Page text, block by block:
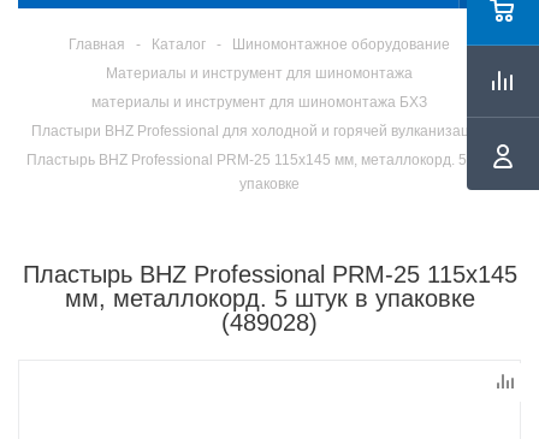
Главная - Каталог -
Шиномонтажное оборудование
Материалы и инструмент для шиномонтажа
материалы и инструмент для шиномонтажа БХЗ
Пластыри BHZ Professional для холодной и горячей вулканизации
Пластырь BHZ Professional PRM-25 115х145 мм, металлокорд. 5 штук в
упаковке
Пластырь BHZ Professional PRM-25 115х145
мм, металлокорд. 5 штук в упаковке
(489028)